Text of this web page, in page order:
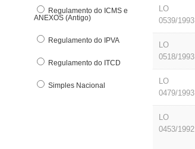
Regulamento do ICMS e
ANEXOS (Antigo)
Regulamento do IPVA
Regulamento do ITCD
Simples Nacional
LO
0539/1993
LO
0518/1993
LO
0479/1993
LO
0453/1992